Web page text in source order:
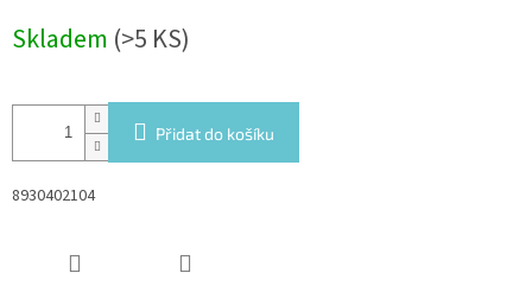
cena:
Skladem (>5 KS)
Přidat do košíku
8930402104